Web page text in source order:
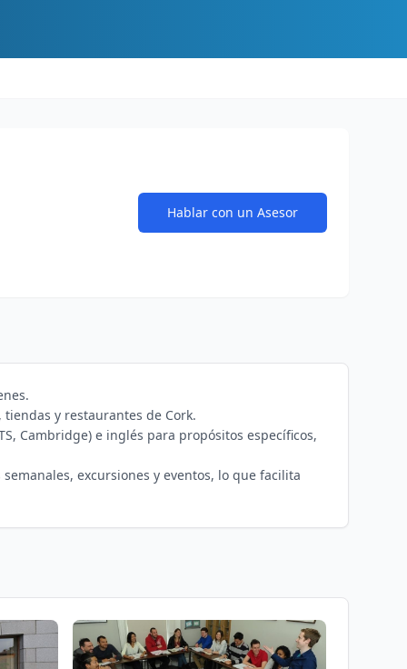
Hablar con un Asesor
y restaurantes de Cork.
Cambridge) e inglés para propósitos específicos,
excursiones y eventos, lo que facilita